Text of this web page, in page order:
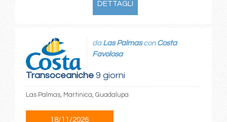
DETTAGLI
Transoceaniche9 giorni
da Las Palmascon Costa
Favolosa
Las Palmas, Martinica, Guadalupa
18/11/2026